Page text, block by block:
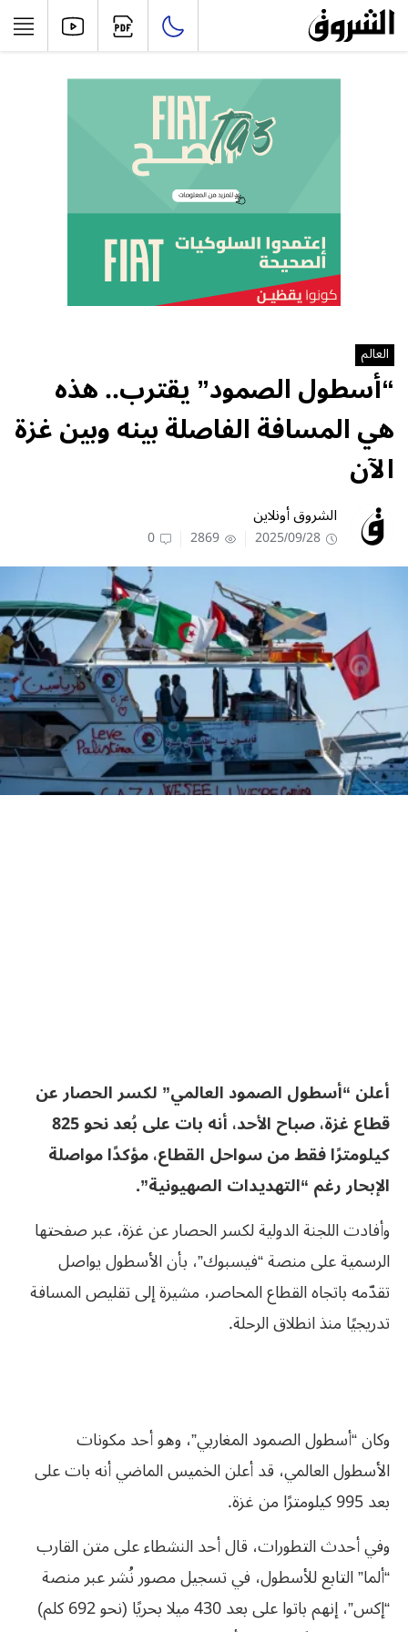
العالم
“أسطول الصمود” يقترب.. هذه
هي المسافة الفاصلة بينه وبين غزة
الآن
الشروق أونلاين
2025/09/28
2869
0
أعلن “أسطول الصمود العالمي” لكسر الحصار عن
قطاع غزة، صباح الأحد، أنه بات على بُعد نحو 825
كيلومترًا فقط من سواحل القطاع، مؤكدًا مواصلة
الإبحار رغم “التهديدات الصهيونية”.
وأفادت اللجنة الدولية لكسر الحصار عن غزة، عبر صفحتها
الرسمية على منصة “فيسبوك”، بأن الأسطول يواصل
تقدّمه باتجاه القطاع المحاصر، مشيرة إلى تقليص المسافة
تدريجيًا منذ انطلاق الرحلة.
وكان “أسطول الصمود المغاربي”، وهو أحد مكونات
الأسطول العالمي، قد أعلن الخميس الماضي أنه بات على
بعد 995 كيلومترًا من غزة.
وفي أحدث التطورات، قال أحد النشطاء على متن القارب
“ألما” التابع للأسطول، في تسجيل مصور نُشر عبر منصة
“إكس”، إنهم باتوا على بعد 430 ميلا بحريًا (نحو 692 كلم)